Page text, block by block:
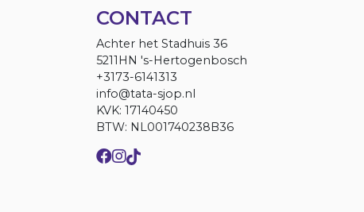
CONTACT
Achter het Stadhuis 36
5211HN 's-Hertogenbosch
+3173-6141313
info@tata-sjop.nl
KVK: 17140450
BTW: NL001740238B36